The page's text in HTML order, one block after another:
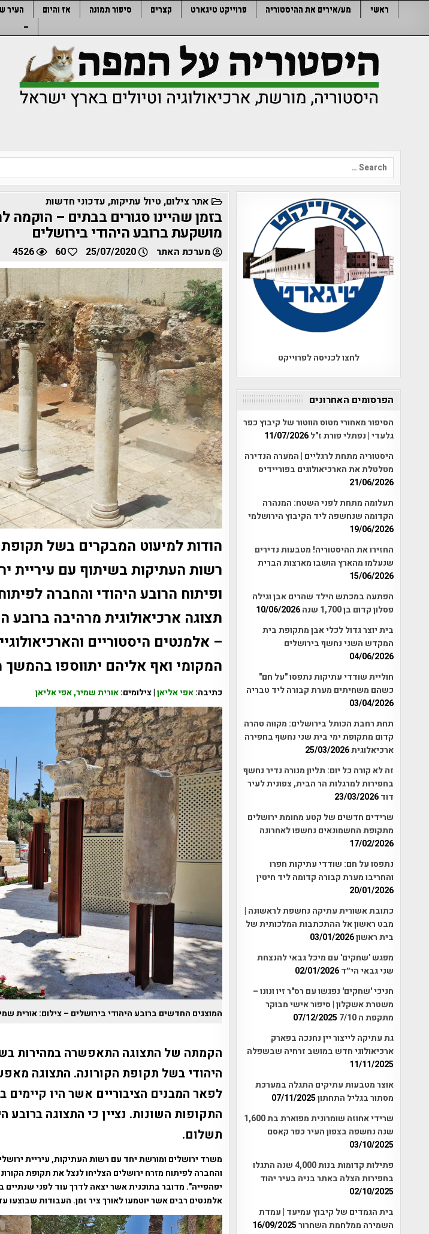
ראשי מע/אירים את ההיסטוריה פרוייקט טיגארט קצרים סיפור תמונה אז והיום העיר
–
Search
for:
POSTED
IN
אתר צילום, טיול עתיקות, עדכוני חדשות
בזמן שהיינו סגורים בבתים – הוקמה
מושקעת ברובע היהודי בירושלים
מערכת האתר 25/07/2020
60
4526
הודות למיעוט המבקרים בשל תקופת
רשות העתיקות בשיתוף עם עיריית
ופיתוח הרובע היהודי והחברה
תצוגה ארכיאולוגית מרהיבה ברובע
– אלמנטים היסטוריים
המקומי ואף אליהם יתווספו בהמשך
כתיבה:אפי אליאן| צילומים:אורית שמיר, אפי אליאן
המוצגים החדשים ברובע היהודי בירושלים – צילום: אורית
הקמתה של התצוגה התאפשרה במהירות
היהודי בשל תקופת הקורונה. התצוגה
לפאר המבנים הציבוריים אשר היו קיימים
התקופות השונות. נציין כי התצוגה ברובע
תשלום.
משרד ירושלים ומורשת יחד עם רשות העתיקות, עיריית
והחברה לפיתוח מזרח ירושלים הצליחו לנצל את תקופת
יפהפייה". מדובר בתוכנית אשר יצאה לדרך עוד לפני שנתיים
אלמנטים רבים אשר יוטמעו לאורך ציר זמן. העבודות שבוצעו עד כה
לחצו לכניסה לפרוייקט
הפרסומים האחרונים
הסיפור מאחורי מטוס הווטור של קיבוץ כפר
גלעדי | נפתלי פורת ז"ל11/07/2026
היסטוריה מתחת לרגליים | המערה הנדירה
מטלטלת את הארכיאולוגים בפוריידיס
21/06/2026
תעלומה מתחת לפני השטח: המנהרה
הקדומה שנחשפה ליד הקיבוץ הירושלמי
19/06/2026
החזירו את ההיסטוריה! מטבעות נדירים
שנעלמו מהארץ הושבו מארצות הברית
15/06/2026
הפתעה במכתש הילד שהרים אבן וגילה
פסלון קדום בן 1,700 שנה
10/06/2026
בית יוצר גדול לכלי אבן מתקופת בית
המקדש השני נחשף בירושלים
04/06/2026
חוליית שודדי עתיקות נתפסו "על חם"
כשהם משחיתים מערת קבורה ליד טבריה
03/04/2026
תחת רחבת הכותל בירושלים: מקווה טהרה
קדום מתקופת ימי בית שני נחשף בחפירה
ארכיאלוגית25/03/2026
זה לא קורה כל יום: תליון מנורה נדיר נחשף
בחפירות למרגלות הר הבית, צפונית לעיר
דוד23/03/2026
שרידים חדשים של קטע מחומת ירושלים
מתקופת החשמונאים נחשפו לאחרונה
17/02/2026
נתפסו על חם: שודדי עתיקות חפרו
והחריבו מערת קבורה קדומה ליד חיטין
20/01/2026
כתובת אשורית עתיקה נחשפת לראשונה |
מבט ראשון אל ההתכתבות המלכותית של
בית ראשון03/01/2026
מפגש 'שחקים' עם מיכל גבאי להנצחת
שני גבאי הי״ד02/01/2026
חניכי 'שחקים' נפגשו עם רס"ר זיו ונונו –
משטרת אשקלון | סיפור אישי מבוקר
מתקפת ה 7/10
07/12/2025
גת עתיקה לייצור יין נחנכה בפארק
ארכיאולוגי חדש במושב זרחיה שבשפלה
11/11/2025
אוצר מטבעות עתיקים התגלה במערכת
מסתור בגליל התחתון07/11/2025
שרידי אחוזה שומרונית מפוארת בת 1,600
שנה נחשפה בצפון העיר כפר קאסם
03/10/2025
פתילות קדומות בנות 4,000 שנה התגלו
בחפירות הצלה באתר בניה בעיר יהוד
02/10/2025
בית הגמדים של קיבוץ עמיעד | עמדת
השמירה ממלחמת השחרור16/09/2025